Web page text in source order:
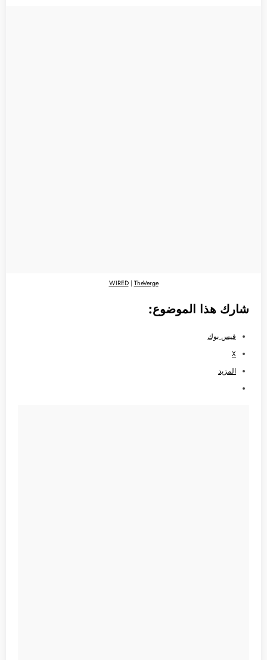
WIRED| TheVerge
شارك هذا الموضوع:
فيس بوك
X
المزيد